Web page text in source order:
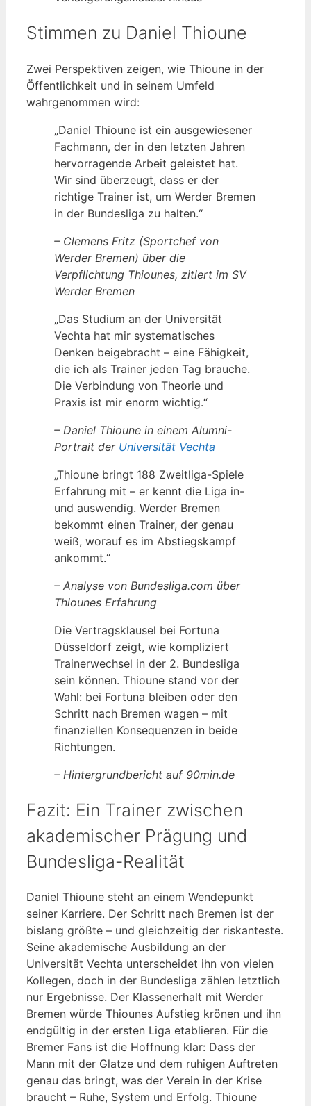
Stimmen zu Daniel Thioune
Zwei Perspektiven zeigen, wie Thioune in der
Öffentlichkeit und in seinem Umfeld
wahrgenommen wird:
„Daniel Thioune ist ein ausgewiesener
Fachmann, der in den letzten Jahren
hervorragende Arbeit geleistet hat.
Wir sind überzeugt, dass er der
richtige Trainer ist, um Werder Bremen
in der Bundesliga zu halten.“
– Clemens Fritz (Sportchef von
Werder Bremen) über die
Verpflichtung Thiounes, zitiert im SV
Werder Bremen
„Das Studium an der Universität
Vechta hat mir systematisches
Denken beigebracht – eine Fähigkeit,
die ich als Trainer jeden Tag brauche.
Die Verbindung von Theorie und
Praxis ist mir enorm wichtig.“
– Daniel Thioune in einem Alumni-
Portrait der Universität Vechta
„Thioune bringt 188 Zweitliga-Spiele
Erfahrung mit – er kennt die Liga in-
und auswendig. Werder Bremen
bekommt einen Trainer, der genau
weiß, worauf es im Abstiegskampf
ankommt.“
– Analyse von Bundesliga.com über
Thiounes Erfahrung
Die Vertragsklausel bei Fortuna
Düsseldorf zeigt, wie kompliziert
Trainerwechsel in der 2. Bundesliga
sein können. Thioune stand vor der
Wahl: bei Fortuna bleiben oder den
Schritt nach Bremen wagen – mit
finanziellen Konsequenzen in beide
Richtungen.
– Hintergrundbericht auf 90min.de
Fazit: Ein Trainer zwischen
akademischer Prägung und
Bundesliga-Realität
Daniel Thioune steht an einem Wendepunkt
seiner Karriere. Der Schritt nach Bremen ist der
bislang größte – und gleichzeitig der riskanteste.
Seine akademische Ausbildung an der
Universität Vechta unterscheidet ihn von vielen
Kollegen, doch in der Bundesliga zählen letztlich
nur Ergebnisse. Der Klassenerhalt mit Werder
Bremen würde Thiounes Aufstieg krönen und ihn
endgültig in der ersten Liga etablieren. Für die
Bremer Fans ist die Hoffnung klar: Dass der
Mann mit der Glatze und dem ruhigen Auftreten
genau das bringt, was der Verein in der Krise
braucht – Ruhe, System und Erfolg. Thioune